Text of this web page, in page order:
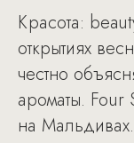
Красота:
открытиях
честно
ароматы. Four
на Мальдивах.